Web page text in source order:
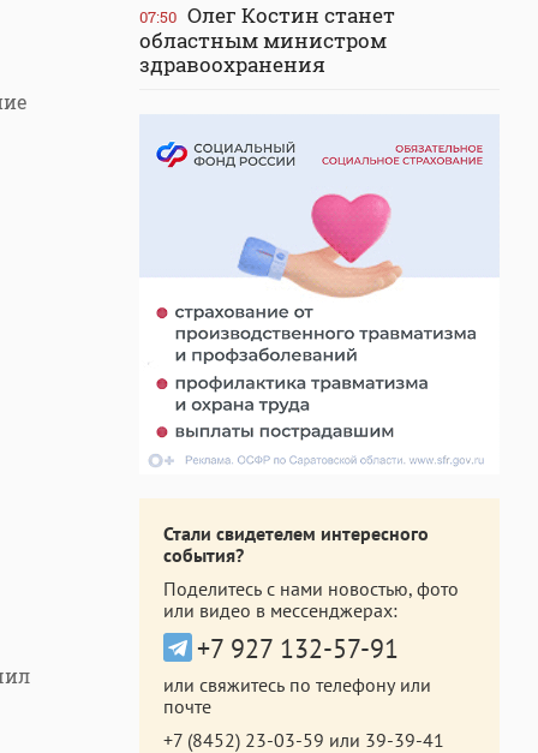
07:50 Олег Костин станет
областным министром
здравоохранения
Стали свидетелем интересного
события?
Поделитесь с нами новостью, фото
или видео в мессенджерах:
+7 927 132-57-91
или свяжитесь по телефону или
почте
+7 (8452) 23-03-59 или 39-39-41